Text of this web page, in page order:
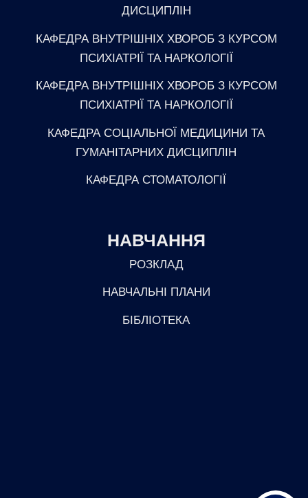
ДИСЦИПЛІН
КАФЕДРА ВНУТРІШНІХ ХВОРОБ З КУРСОМ
ПСИХІАТРІЇ ТА НАРКОЛОГІЇ
КАФЕДРА ВНУТРІШНІХ ХВОРОБ З КУРСОМ
ПСИХІАТРІЇ ТА НАРКОЛОГІЇ
КАФЕДРА СОЦІАЛЬНОЇ МЕДИЦИНИ ТА
ГУМАНІТАРНИХ ДИСЦИПЛІН
КАФЕДРА СТОМАТОЛОГІЇ
НАВЧАННЯ
РОЗКЛАД
НАВЧАЛЬНІ ПЛАНИ
БІБЛІОТЕКА